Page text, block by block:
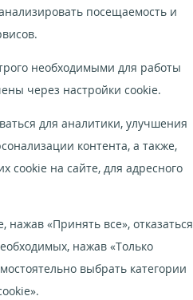
посещаемость и
необходимыми для работы
через настройки cookie.
для аналитики, улучшения
контента, а также,
cookie на сайте, для адресного
«Принять все», отказаться
нажав «Только
выбрать категории